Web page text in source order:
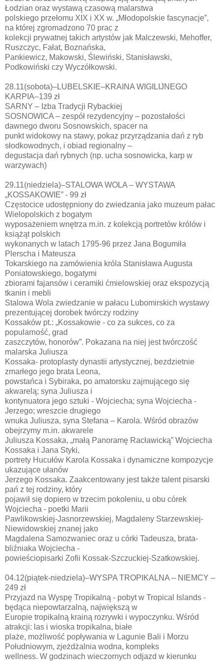
Łodzian oraz wystawą czasową malarstwa
polskiego przełomu XIX i XX w. „Młodopolskie fascynacje”,
na której zgromadzono 70 prac z
kolekcji prywatnej takich artystów jak Malczewski, Mehoffer,
Ruszczyc, Fałat, Boznańska,
Pankiewicz, Makowski, Ślewiński, Stanisławski,
Podkowiński czy Wyczółkowski.
28.11(sobota)–LUBELSKIE–KRAINA WIGILIJNEGO
KARPIA–139 zł
SARNY – Izba Tradycji Rybackiej
SOSNOWICA – zespół rezydencyjny – pozostałości
dawnego dworu Sosnowskich, spacer na
punkt widokowy na stawy, pokaz przyrządzania dań z ryb
słodkowodnych, i obiad regionalny –
degustacja dań rybnych (np. ucha sosnowicka, karp w
warzywach)
29.11(niedziela)–STALOWA WOLA – WYSTAWA
„KOSSAKOWIE” - 99 zł
Częstocice udostępniony do zwiedzania jako muzeum pałac
Wielopolskich z bogatym
wyposażeniem wnętrza m.in. z kolekcją portretów królów i
książąt polskich
wykonanych w latach 1795-96 przez Jana Bogumiła
Plerscha i Mateusza
Tokarskiego na zamówienia króla Stanisława Augusta
Poniatowskiego, bogatymi
zbiorami fajansów i ceramiki ćmielowskiej oraz ekspozycją
tkanin i mebli
Stalowa Wola zwiedzanie w pałacu Lubomirskich wystawy
prezentującej dorobek twórczy rodziny
Kossaków pt.: „Kossakowie - co za sukces, co za
popularność, grad
zaszczytów, honorów”. Pokazana na niej jest twórczość
malarska Juliusza
Kossaka- protoplasty dynastii artystycznej, bezdzietnie
zmarłego jego brata Leona,
powstańca i Sybiraka, po amatorsku zajmującego się
akwarelą; syna Juliusza i
kontynuatora jego sztuki - Wojciecha; syna Wojciecha -
Jerzego; wreszcie drugiego
wnuka Juliusza, syna Stefana – Karola. Wśród obrazów
obejrzymy m.in. akwarele
Juliusza Kossaka, „małą Panoramę Racławicką” Wojciecha
Kossaka i Jana Styki,
portrety Hucułów Karola Kossaka i dynamiczne kompozycje
ukazujące ułanów
Jerzego Kossaka. Zaakcentowany jest także talent pisarski
pań z tej rodziny, który
pojawił się dopiero w trzecim pokoleniu, u obu córek
Wojciecha - poetki Marii
Pawlikowskiej-Jasnorzewskiej, Magdaleny Starzewskiej-
Niewidowskiej znanej jako
Magdalena Samozwaniec oraz u córki Tadeusza, brata-
bliźniaka Wojciecha -
powieściopisarki Zofii Kossak-Szczuckiej-Szatkowskiej.
04.12(piątek-niedziela)–WYSPA TROPIKALNA – NIEMCY –
249 zł
Przyjazd na Wyspę Tropikalną - pobyt w Tropical Islands -
będąca niepowtarzalną, największą w
Europie tropikalną krainą rozrywki i wypoczynku. Wśród
atrakcji: las i wioska tropikalna, białe
plaże, możliwość popływania w Lagunie Bali i Morzu
Południowym, zjeżdżalnia wodna, kompleks
wellness. W godzinach wieczornych odjazd w kierunku